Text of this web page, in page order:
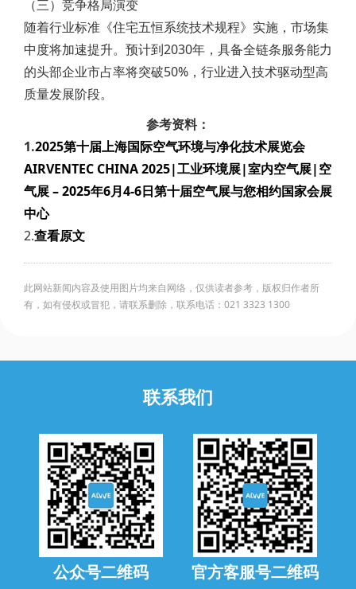
（三）竞争格局演变
随着行业标准《住宅五恒系统技术规程》实施，市场集
中度将加速提升。预计到2030年，具备全链条服务能力
的头部企业市占率将突破50%，行业进入技术驱动型高
质量发展阶段。
参考资料：
1.2025第十届上海国际空气环境与净化技术展览会
AIRVENTEC CHINA 2025|工业环境展|室内空气展|空
气展 – 2025年6月4-6日第十届空气展与您相约国家会展
中心
2.查看原文
此网站新闻内容及使用图片均来自网络，仅供读者参考，版权归作者所
有，如有侵权或冒犯，请联系删除，联系电话：021 3323 1300
联系我们
公众号二维码 官方客服号二维码